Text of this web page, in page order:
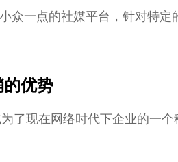
众一点的社媒平台，针对特
优势
了现在网络时代下企业的一